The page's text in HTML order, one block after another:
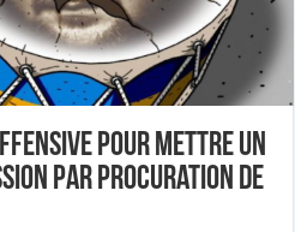
pour mettre un
par procuration de